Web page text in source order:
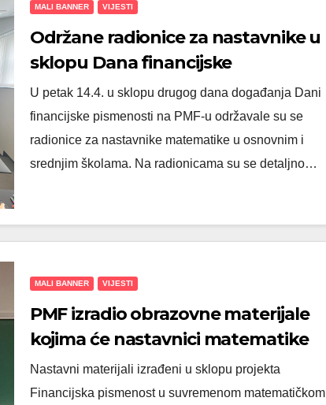
MALI BANNER VIJESTI
Održane radionice za nastavnike u
sklopu Dana financijske
pismenosti na PMF-u
U petak 14.4. u sklopu drugog dana događanja Dani
financijske pismenosti na PMF-u održavale su se
radionice za nastavnike matematike u osnovnim i
srednjim školama. Na radionicama su se detaljno…
MALI BANNER VIJESTI
PMF izradio obrazovne materijale
kojima će nastavnici matematike
učenike poučavati financijskoj
pismenosti
Nastavni materijali izrađeni u sklopu projekta
Financijska pismenost u suvremenom matematičkom